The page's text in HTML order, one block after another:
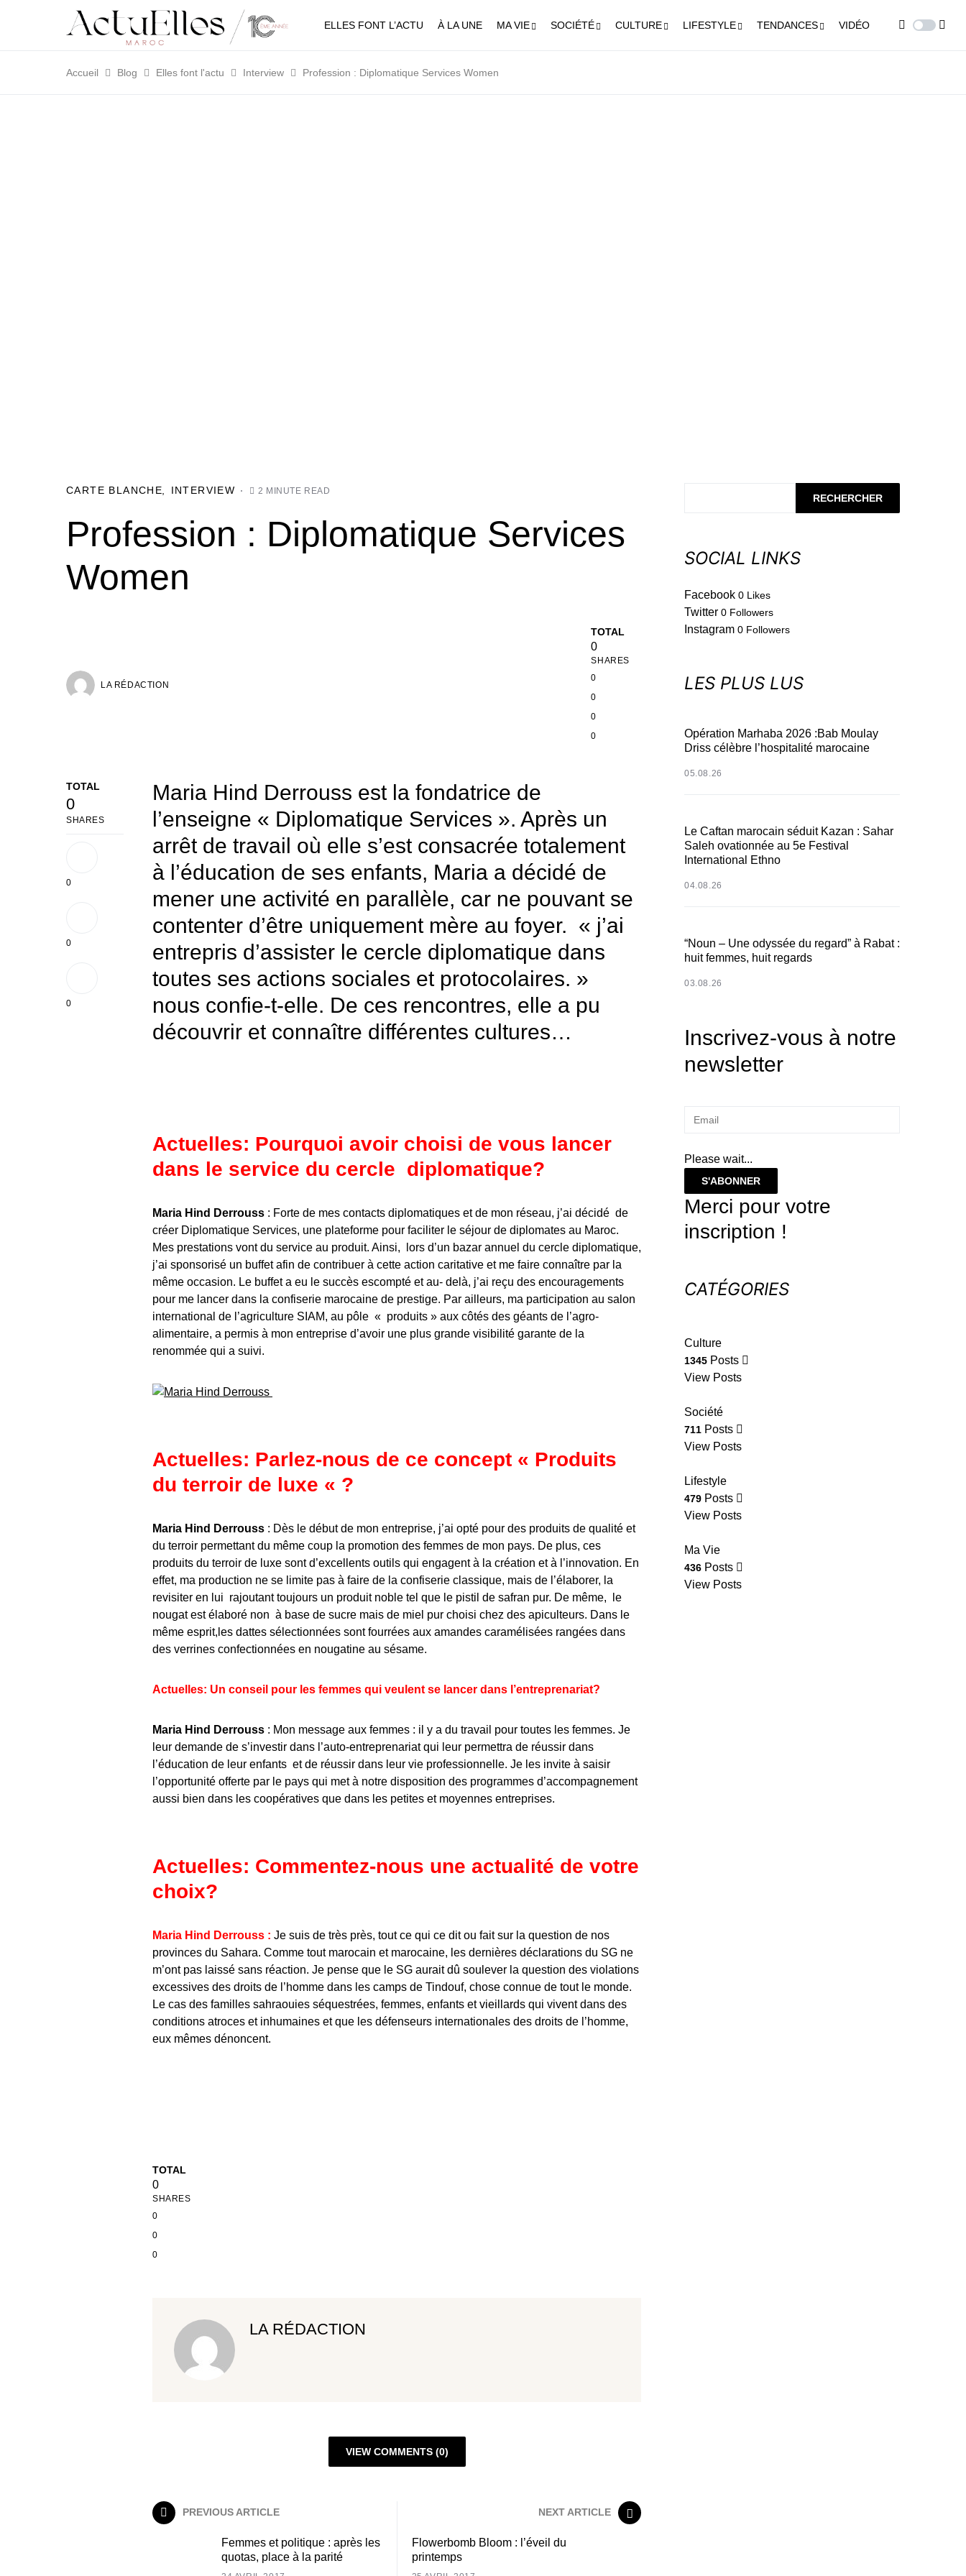
ELLES FONT L’ACTU À LA UNE MA VIE SOCIÉTÉ CULTURE LIFESTYLE TENDANCES VIDÉO
Accueil Blog Elles font l'actu Interview Profession : Diplomatique Services Women
CARTE BLANCHE INTERVIEW 2 MINUTE READ
Profession : Diplomatique Services
Women
LA RÉDACTION
TOTAL
0
SHARES
0
0
0
0
TOTAL
0
SHARES
0
0
0
Maria Hind Derrouss est la fondatrice de
l’enseigne « Diplomatique Services ». Après un
arrêt de travail où elle s’est consacrée totalement
à l’éducation de ses enfants, Maria a décidé de
mener une activité en parallèle, car ne pouvant se
contenter d’être uniquement mère au foyer. « j’ai
entrepris d’assister le cercle diplomatique dans
toutes ses actions sociales et protocolaires. »
nous confie-t-elle. De ces rencontres, elle a pu
découvrir et connaître différentes cultures…
Actuelles: Pourquoi avoir choisi de vous lancer
dans le service du cercle diplomatique?
Maria Hind Derrouss : Forte de mes contacts diplomatiques et de mon réseau, j’ai décidé de
créer Diplomatique Services, une plateforme pour faciliter le séjour de diplomates au Maroc.
Mes prestations vont du service au produit. Ainsi, lors d’un bazar annuel du cercle diplomatique,
j’ai sponsorisé un buffet afin de contribuer à cette action caritative et me faire connaître par la
même occasion. Le buffet a eu le succès escompté et au- delà, j’ai reçu des encouragements
pour me lancer dans la confiserie marocaine de prestige. Par ailleurs, ma participation au salon
international de l’agriculture SIAM, au pôle « produits » aux côtés des géants de l’agro-
alimentaire, a permis à mon entreprise d’avoir une plus grande visibilité garante de la
renommée qui a suivi.
Actuelles: Parlez-nous de ce concept « Produits
du terroir de luxe « ?
Maria Hind Derrouss : Dès le début de mon entreprise, j’ai opté pour des produits de qualité et
du terroir permettant du même coup la promotion des femmes de mon pays. De plus, ces
produits du terroir de luxe sont d’excellents outils qui engagent à la création et à l’innovation. En
effet, ma production ne se limite pas à faire de la confiserie classique, mais de l’élaborer, la
revisiter en lui rajoutant toujours un produit noble tel que le pistil de safran pur. De même, le
nougat est élaboré non à base de sucre mais de miel pur choisi chez des apiculteurs. Dans le
même esprit,les dattes sélectionnées sont fourrées aux amandes caramélisées rangées dans
des verrines confectionnées en nougatine au sésame.
Actuelles: Un conseil pour les femmes qui veulent se lancer dans l’entreprenariat?
Maria Hind Derrouss : Mon message aux femmes : il y a du travail pour toutes les femmes. Je
leur demande de s’investir dans l’auto-entreprenariat qui leur permettra de réussir dans
l’éducation de leur enfants et de réussir dans leur vie professionnelle. Je les invite à saisir
l’opportunité offerte par le pays qui met à notre disposition des programmes d’accompagnement
aussi bien dans les coopératives que dans les petites et moyennes entreprises.
Actuelles: Commentez-nous une actualité de votre
choix?
Maria Hind Derrouss : Je suis de très près, tout ce qui ce dit ou fait sur la question de nos
provinces du Sahara. Comme tout marocain et marocaine, les dernières déclarations du SG ne
m’ont pas laissé sans réaction. Je pense que le SG aurait dû soulever la question des violations
excessives des droits de l’homme dans les camps de Tindouf, chose connue de tout le monde.
Le cas des familles sahraouies séquestrées, femmes, enfants et vieillards qui vivent dans des
conditions atroces et inhumaines et que les défenseurs internationales des droits de l’homme,
eux mêmes dénoncent.
TOTAL
0
SHARES
0
0
0
LA RÉDACTION
VIEW COMMENTS (0)
PREVIOUS ARTICLE
Femmes et politique : après les
quotas, place à la parité
NEXT ARTICLE
Flowerbomb Bloom : l’éveil du
printemps
RECHERCHER
SOCIAL LINKS
Facebook 0 Likes
Twitter 0 Followers
Instagram 0 Followers
LES PLUS LUS
Opération Marhaba 2026 :Bab Moulay
Driss célèbre l’hospitalité marocaine
05.08.26
Le Caftan marocain séduit Kazan : Sahar
Saleh ovationnée au 5e Festival
International Ethno
04.08.26
“Noun – Une odyssée du regard” à Rabat :
huit femmes, huit regards
03.08.26
Inscrivez-vous à notre
newsletter
Please wait...
S'ABONNER
Merci pour votre
inscription !
CATÉGORIES
Culture
1345 Posts
View Posts
Société
711 Posts
View Posts
Lifestyle
479 Posts
View Posts
Ma Vie
436 Posts
View Posts